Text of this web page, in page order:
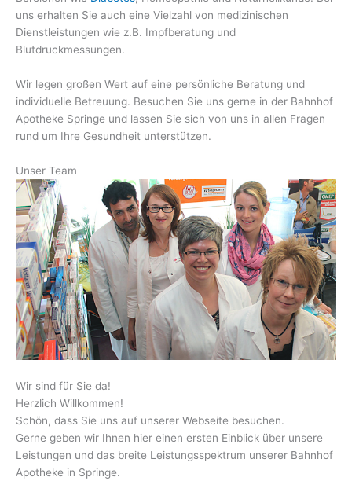
uns erhalten Sie auch eine Vielzahl von medizinischen
Dienstleistungen wie z.B. Impfberatung und
Blutdruckmessungen.
Wir legen großen Wert auf eine persönliche Beratung und
individuelle Betreuung. Besuchen Sie uns gerne in der Bahnhof
Apotheke Springe und lassen Sie sich von uns in allen Fragen
rund um Ihre Gesundheit unterstützen.
Unser Team
Wir sind für Sie da!
Herzlich Willkommen!
Schön, dass Sie uns auf unserer Webseite besuchen.
Gerne geben wir Ihnen hier einen ersten Einblick über unsere
Leistungen und das breite Leistungsspektrum unserer Bahnhof
Apotheke in Springe.